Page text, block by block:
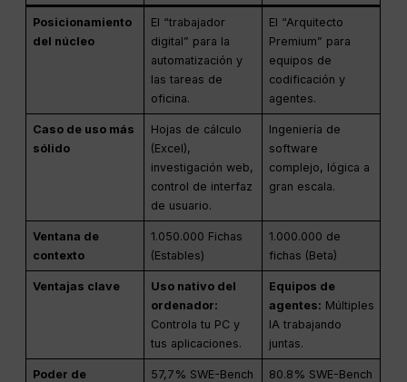
Posicionamiento
del núcleo
El “trabajador
digital” para la
automatización y
las tareas de
oficina.
El “Arquitecto
Premium” para
equipos de
codificación y
agentes.
Caso de uso más
sólido
Hojas de cálculo
(Excel),
investigación web,
control de interfaz
de usuario.
Ingeniería de
software
complejo, lógica a
gran escala.
Ventana de
contexto
1.050.000 Fichas
(Estables)
1.000.000 de
fichas (Beta)
Ventajas clave
Uso nativo del
ordenador:
Controla tu PC y
tus aplicaciones.
Equipos de
agentes: Múltiples
IA trabajando
juntas.
Poder de
57,7% SWE-Bench
80.8% SWE-Bench